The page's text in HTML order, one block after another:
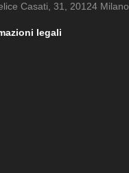
Casati, 31, 20124 Milano
legali